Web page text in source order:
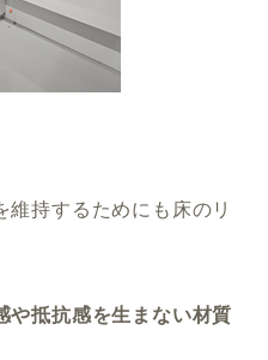
持するためにも床のリ
や抵抗感を生まない材質